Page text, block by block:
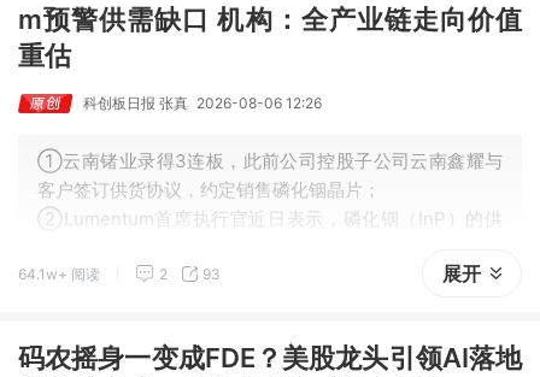
m预警供需缺口 机构：全产业链走向价值
重估
科创板日报 张真 2026-08-06 12:26
①云南锗业录得3连板，此前公司控股子公司云南鑫耀与
客户签订供货协议，约定销售磷化铟晶片；
②Lumentum首席执行官近日表示，磷化铟（InP）的供
③英伟达预测，2026年至2030年全球磷化铟晶圆整体需
64.1w+ 阅读 2 93 展开
码农摇身一变成FDE？美股龙头引领AI落地